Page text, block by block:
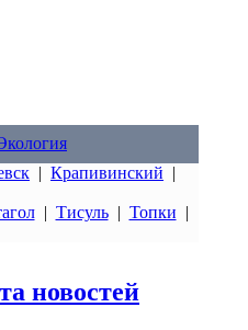
| Крапивинский |
| Тисуль| Топки |
новостей